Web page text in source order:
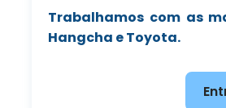
Trabalhamos com as
Hangcha e Toyota.